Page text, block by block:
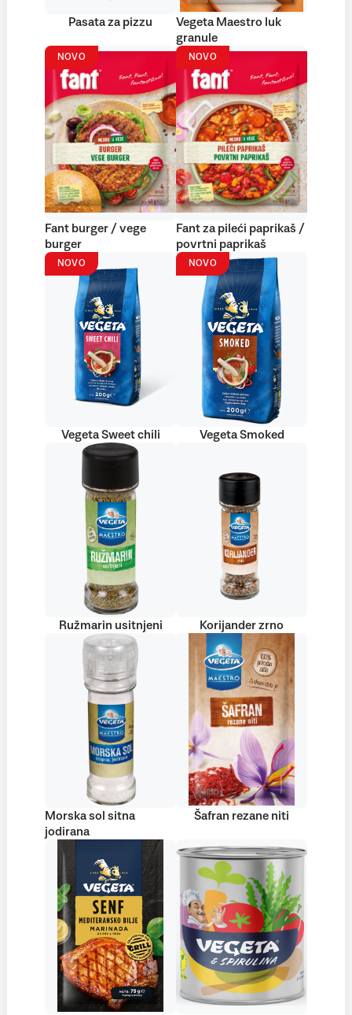
Pasata za pizzu
Vegeta Maestro luk
granule
NOVO
Fant burger / vege
burger
NOVO
Fant za pileći paprikaš /
povrtni paprikaš
NOVO
Vegeta Sweet chili
NOVO
Vegeta Smoked
Ružmarin usitnjeni Korijander zrno
Morska sol sitna
jodirana
Šafran rezane niti